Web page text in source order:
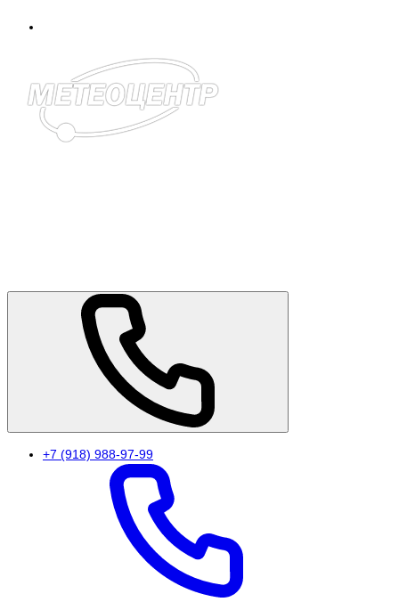
+7 (918) 988-97-99